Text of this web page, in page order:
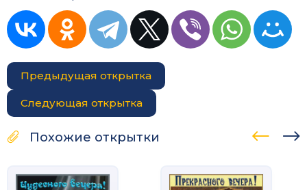
Предыдущая открытка
Следующая открытка
Похожие открытки